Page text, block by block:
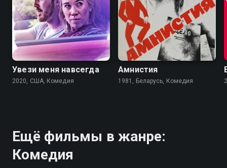
Увези меня навсегда
2020, США, Комедия
6.6
Амнистия
1981, Беларусь, Комедия
Ещё фильмы в жанре:
Комедия